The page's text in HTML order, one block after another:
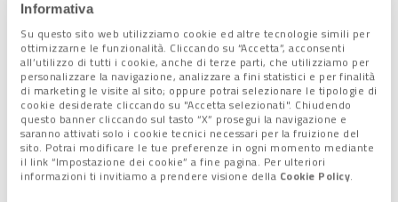
Informativa
Su questo sito web utilizziamo cookie ed altre tecnologie simili per
ottimizzarne le funzionalità. Cliccando su “Accetta”, acconsenti
all’utilizzo di tutti i cookie, anche di terze parti, che utilizziamo per
personalizzare la navigazione, analizzare a fini statistici e per finalità
di marketing le visite al sito; oppure potrai selezionare le tipologie di
cookie desiderate cliccando su "Accetta selezionati". Chiudendo
questo banner cliccando sul tasto “X” prosegui la navigazione e
saranno attivati solo i cookie tecnici necessari per la fruizione del
sito. Potrai modificare le tue preferenze in ogni momento mediante
il link “Impostazione dei cookie” a fine pagina. Per ulteriori
informazioni ti invitiamo a prendere visione della Cookie Policy.
Dal Baltico a Bolzano: la Biennale
si apre agli scambi
internazionali
Tra le novità di Biennale Gherdëina 2026, lapartnership con
Kaunas Biennial, la più grande e longeva manifestazione di
arte contemporanea dei Paesi Baltici (Estonia, Lettonia e
Lituania), una collaborazione che apre a nuovi dialoghi